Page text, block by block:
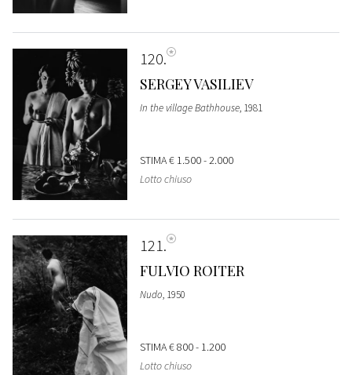
120
SERGEY VASILIEV
In the village Bathhouse, 1981
STIMA€ 1.500 - 2.000
Lotto chiuso
121
FULVIO ROITER
Nudo, 1950
STIMA€ 800 - 1.200
Lotto chiuso